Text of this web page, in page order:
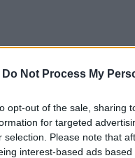
Do Not Process My
opt-out of the sale, sharing
for targeted
selection. Please note that
interest-based ads
található
fenntartó Duna-
2026-
a várható